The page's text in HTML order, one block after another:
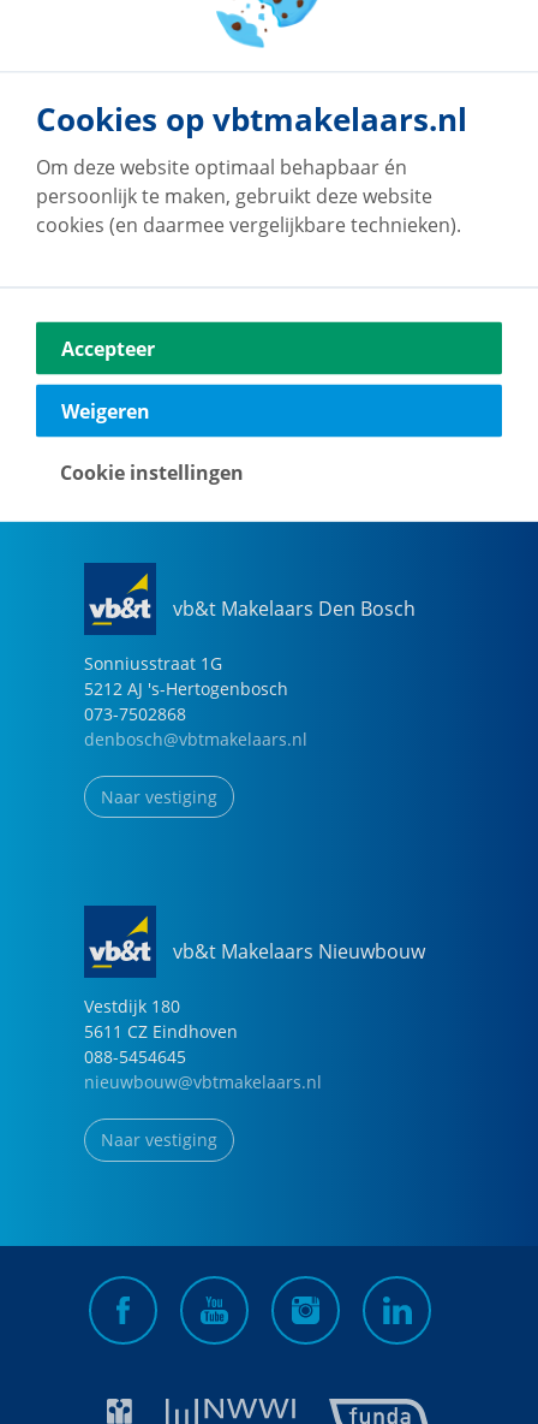
helmond@vbtmakelaars.nl
Naar vestiging
Vestdijk 180
5611 CZ Eindhoven
040-2696949
vb&t Makelaars Den Bosch
Sonniusstraat 1G
5212 AJ 's-Hertogenbosch
073-7502868
denbosch@vbtmakelaars.nl
Naar vestiging
vb&t Makelaars Nieuwbouw
Vestdijk 180
5611 CZ Eindhoven
088-5454645
nieuwbouw@vbtmakelaars.nl
Naar vestiging
Cookies op vbtmakelaars.nl
Om deze website optimaal behapbaar én
persoonlijk te maken, gebruikt deze website
cookies (en daarmee vergelijkbare technieken).
Accepteer
Weigeren
Cookie instellingen